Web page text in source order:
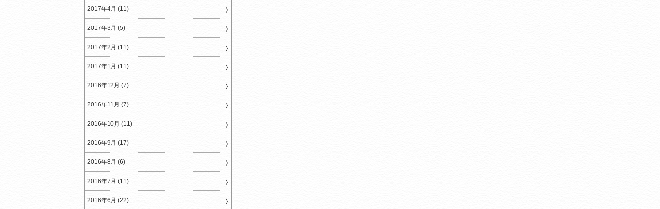
2017年4月 (11)
2017年3月 (5)
2017年2月 (11)
2017年1月 (11)
2016年12月 (7)
2016年11月 (7)
2016年10月 (11)
2016年9月 (17)
2016年8月 (6)
2016年7月 (11)
2016年6月 (22)